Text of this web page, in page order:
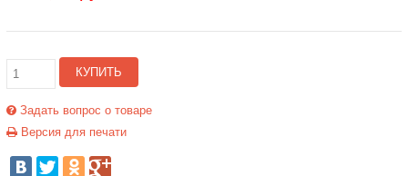
КУПИТЬ
Задать вопрос о товаре
Версия для печати